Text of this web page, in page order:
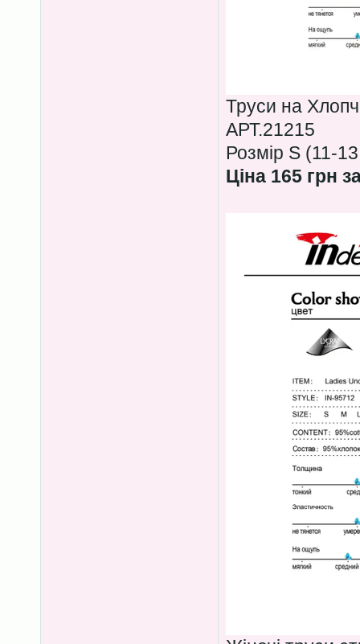
Труси на
АРТ.21215
Розмір S (11-13
Ціна 165 грн